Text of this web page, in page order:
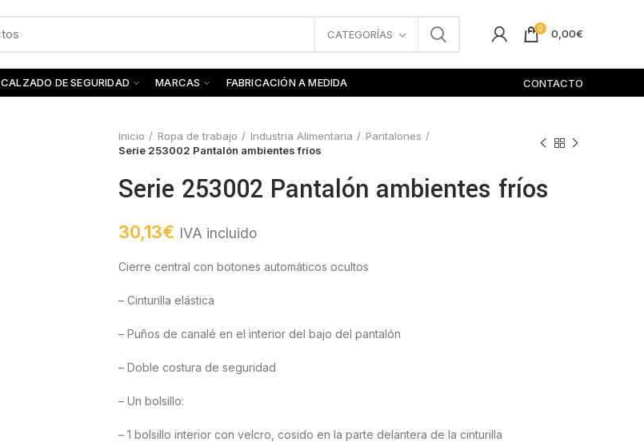
CATEGORÍAS 0 0,00€
CALZADO DE SEGURIDAD MARCAS FABRICACIÓN A MEDIDA CONTACTO
Inicio Ropa de trabajo Industria Alimentaria
Pantalones
Serie 253002 Pantalón ambientes fríos
Serie 253002 Pantalón ambientes fríos
30,13€ IVA incluido
Cierre central con botones automáticos ocultos
– Cinturilla elástica
– Puños de canalé en el interior del bajo del pantalón
– Doble costura de seguridad
– Un bolsillo:
– 1 bolsillo interior con velcro, cosido en la parte delantera de la cinturilla